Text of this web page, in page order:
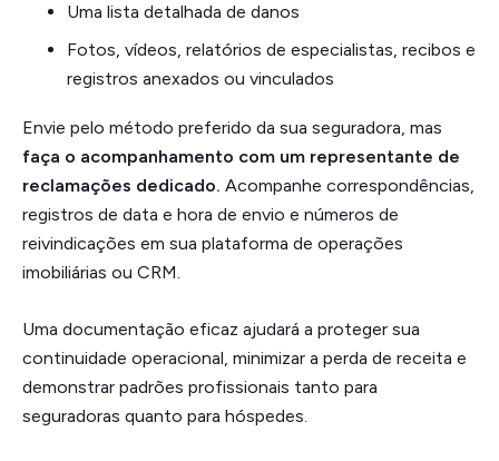
Uma lista detalhada de danos
Fotos, vídeos, relatórios de especialistas, recibos e
registros anexados ou vinculados
Envie pelo método preferido da sua seguradora, mas
faça o acompanhamento com um representante de
reclamações dedicado. Acompanhe correspondências,
registros de data e hora de envio e números de
reivindicações em sua plataforma de operações
imobiliárias ou CRM.
Uma documentação eficaz ajudará a proteger sua
continuidade operacional, minimizar a perda de receita e
demonstrar padrões profissionais tanto para
seguradoras quanto para hóspedes.